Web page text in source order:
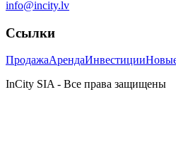
info@incity.lv
Ссылки
ПродажаАрендаИнвестиции
InCity SIA - Все права защищены